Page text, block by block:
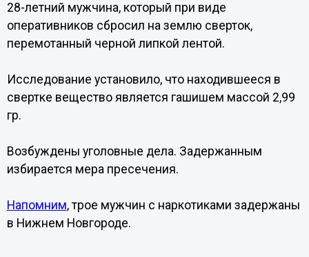
28-летний мужчина, который при виде
оперативников сбросил на землю сверток,
перемотанный черной липкой лентой.
Исследование установило, что находившееся в
свертке вещество является гашишем массой 2,99
гр.
Возбуждены уголовные дела. Задержанным
избирается мера пресечения.
Напомним, трое мужчин с наркотиками задержаны
в Нижнем Новгороде.